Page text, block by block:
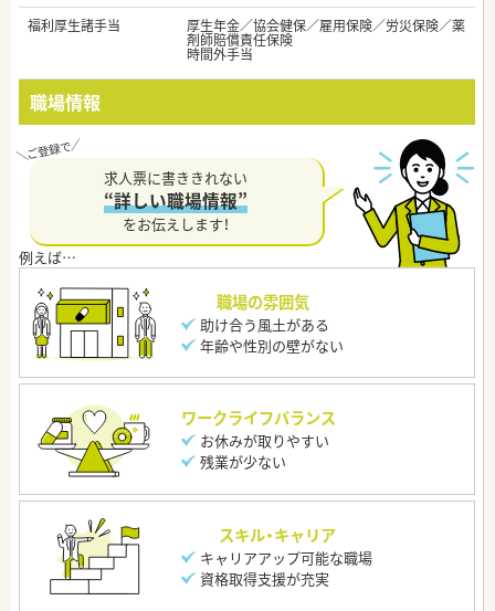
福利厚生諸手当
厚生年金／協会健保／雇用保険／労災保険／薬
剤師賠償責任保険
時間外手当
職場情報
求人票に書ききれない
“詳しい職場情報”
をお伝えします！
職場の雰囲気
助け合う風土がある
年齢や性別の壁がない
ワークライフバランス
お休みが取りやすい
残業が少ない
スキル・キャリア
キャリアアップ可能な職場
資格取得支援が充実